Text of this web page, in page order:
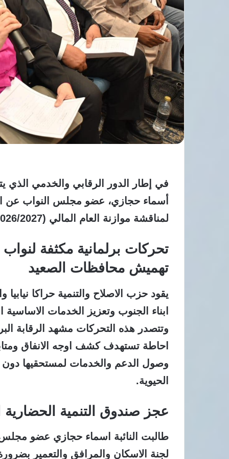
في إطار الدور الرقابي والخدمي الذي
أسماء حجازي، عضو مجلس النواب عن
لمناقشة موازنة العام المالي (2026/2027).
تحركات برلمانية مكثفة
تهميش محافظات الصعيد
يقود حزب الاصلاح والتنمية حراكا
ابناء الجنوب وتعزيز الخدمات الاساسية
وتتصدر هذه التحركات مشهد الرقابة
وصول الدعم والخدمات لمستحقيها دون
الحيوية.
عجز صندوق التنمية
طالبت النائبة اسماء حجازي عضو مجلس
لجنة الاسكان والمرافق والتعمير